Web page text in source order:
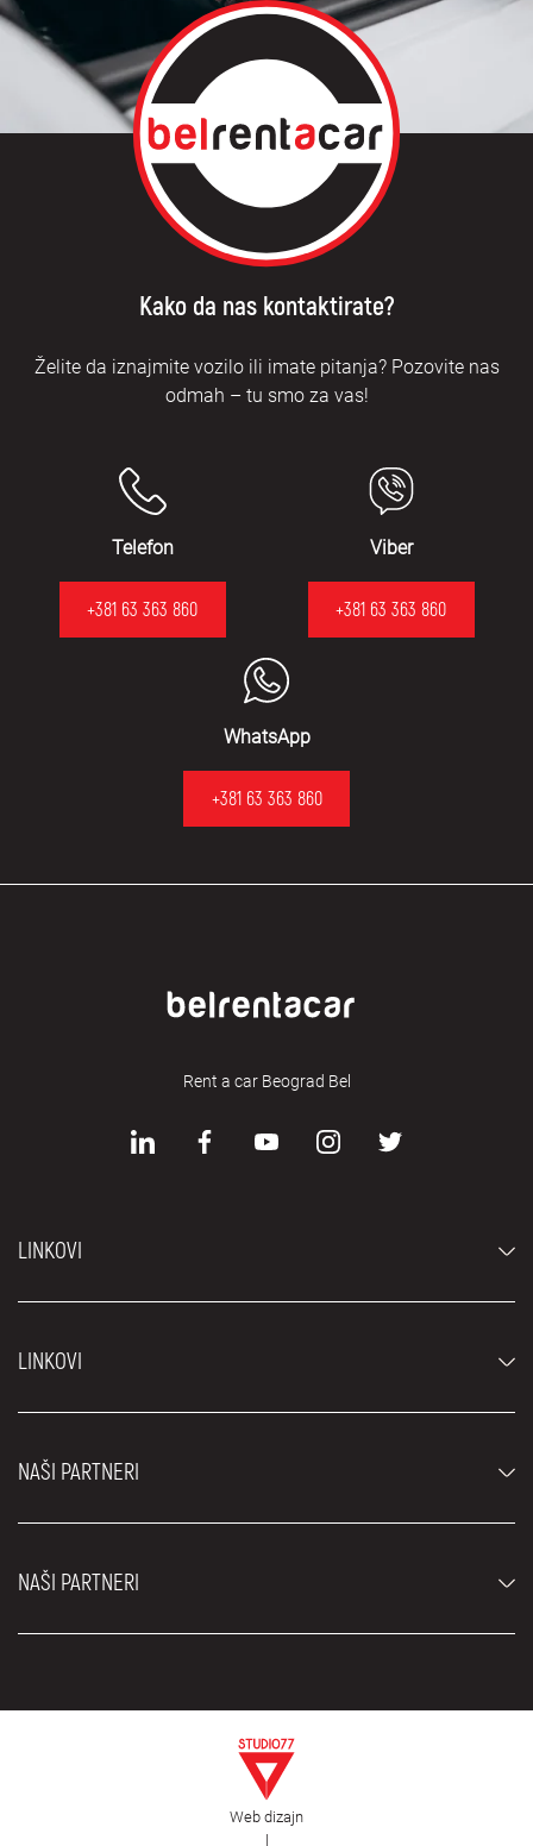
Kako da nas kontaktirate?
Želite da iznajmite vozilo ili imate pitanja? Pozovite nas
odmah – tu smo za vas!
Telefon
+381 63 363 860
Viber
+381 63 363 860
WhatsApp
+381 63 363 860
Rent a car Beograd Bel
LINKOVI
Luksuzni automobili
Cene
LINKOVI
Blog
O nama
NAŠI PARTNERI
Rent a car Beograd Royal
NAŠI PARTNERI
EDePro
Web dizajn
|